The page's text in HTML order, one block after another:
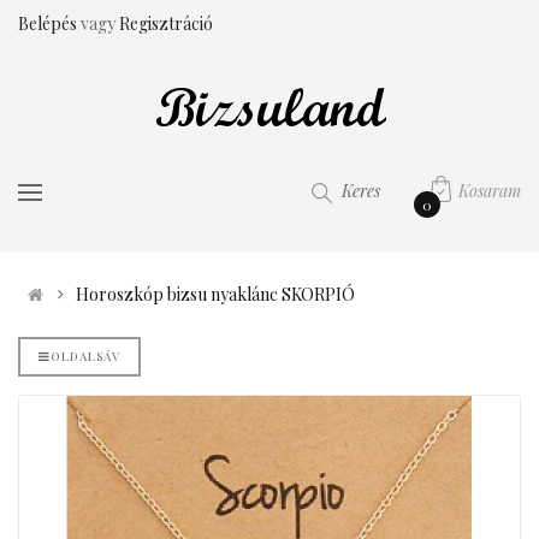
Belépés vagyRegisztráció
Kosaram
0
Keres
Horoszkóp bizsu nyaklánc SKORPIÓ
OLDALSÁV